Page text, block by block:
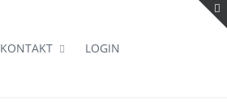
KONTAKT LOGIN